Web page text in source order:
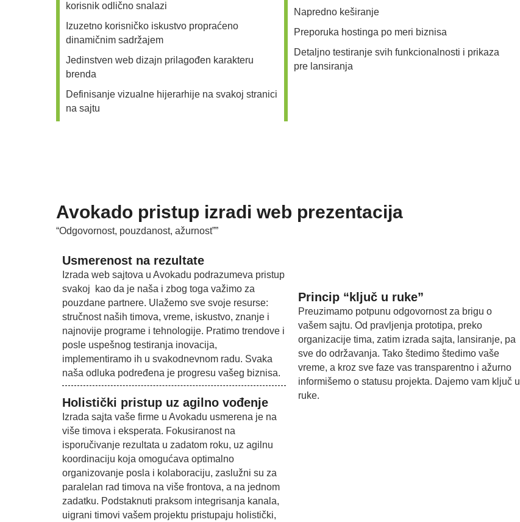
korisnik odlično snalazi
Izuzetno korisničko iskustvo propraćeno
dinamičnim sadržajem
Jedinstven web dizajn prilagođen karakteru
brenda
Definisanje vizualne hijerarhije na svakoj stranici
na sajtu
Napredno keširanje
Preporuka hostinga po meri biznisa
Detaljno testiranje svih funkcionalnosti i prikaza
pre lansiranja
Avokado pristup izradi web prezentacija
“Odgovornost, pouzdanost, ažurnost””
Usmerenost na rezultate
Izrada web sajtova u Avokadu podrazumeva pristup
svakoj kao da je naša i zbog toga važimo za
pouzdane partnere. Ulažemo sve svoje resurse:
stručnost naših timova, vreme, iskustvo, znanje i
najnovije programe i tehnologije. Pratimo trendove i
posle uspešnog testiranja inovacija,
implementiramo ih u svakodnevnom radu. Svaka
naša odluka podređena je progresu vašeg biznisa.
Holistički pristup uz agilno vođenje
Izrada sajta vaše firme u Avokadu usmerena je na
više timova i eksperata. Fokusiranost na
isporučivanje rezultata u zadatom roku, uz agilnu
koordinaciju koja omogućava optimalno
organizovanje posla i kolaboraciju, zaslužni su za
paralelan rad timova na više frontova, a na jednom
zadatku. Podstaknuti praksom integrisanja kanala,
uigrani timovi vašem projektu pristupaju holistički,
Princip “ključ u ruke”
Preuzimamo potpunu odgovornost za brigu o
vašem sajtu. Od pravljenja prototipa, preko
organizacije tima, zatim izrada sajta, lansiranje, pa
sve do održavanja. Tako štedimo štedimo vaše
vreme, a kroz sve faze vas transparentno i ažurno
informišemo o statusu projekta. Dajemo vam ključ u
ruke.